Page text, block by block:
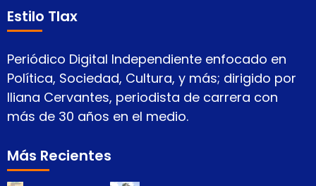
Estilo Tlax
Periódico Digital Independiente enfocado en
Política, Sociedad, Cultura, y más; dirigido por
Iliana Cervantes, periodista de carrera con
más de 30 años en el medio.
Más Recientes